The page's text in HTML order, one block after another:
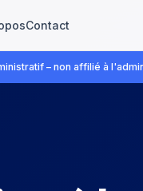
Contact
– non affilié à